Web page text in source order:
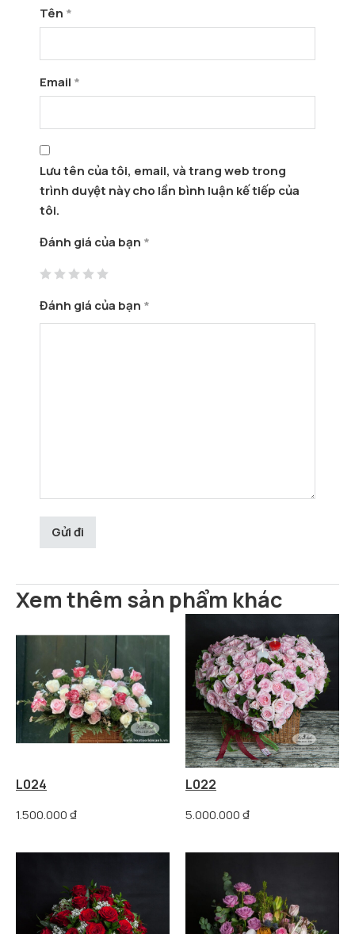
Tên *
Email *
Lưu tên của tôi, email, và trang web trong
trình duyệt này cho lần bình luận kế tiếp của
tôi.
Đánh giá của bạn *
Đánh giá của bạn *
Xem thêm sản phẩm khác
L024
1.500.000₫
L022
5.000.000₫